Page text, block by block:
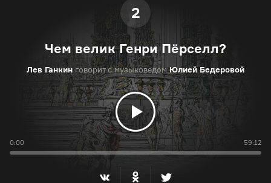
2
Чем велик Генри Пёрселл?
Лев Ганкин говорит с музыковедомЮлией Бедеровой
0:00 59:12